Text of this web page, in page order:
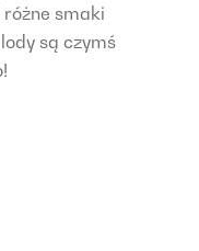
smaki
są czymś